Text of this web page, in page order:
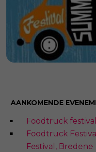
AANKOMENDE
Foodtruck
Foodtruck
Festival, Bredene